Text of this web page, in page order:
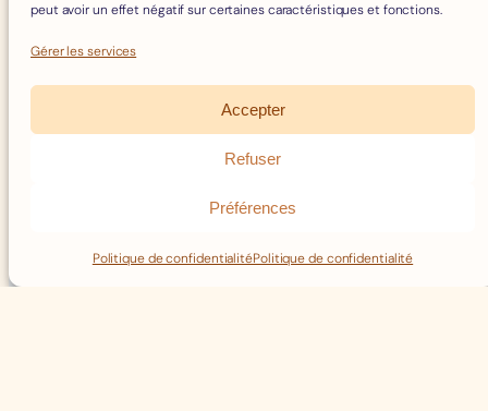
peut avoir un effet négatif sur certaines caractéristiques et fonctions.
Gérer les services
Accepter
Refuser
Préférences
Politique de confidentialitéPolitique de confidentialité